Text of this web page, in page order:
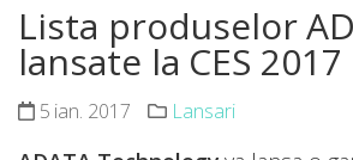
Lista produselor
lansate la CES 2017
5 ian. 2017 Lansari